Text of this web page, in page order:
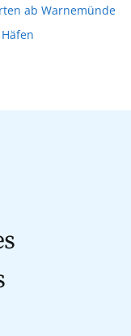
ab Warnemünde